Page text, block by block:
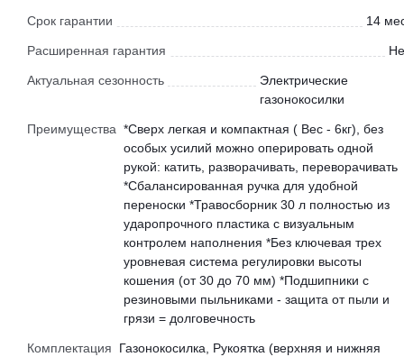
Срок гарантии 14
Расширенная гарантия
Актуальная сезонность
Электрические
газонокосилки
Преимущества *Сверх легкая и компактная ( Вес - 6кг), без
особых усилий можно оперировать одной
рукой: катить, разворачивать, переворачивать
*Сбалансированная ручка для удобной
переноски *Травосборник 30 л полностью из
ударопрочного пластика с визуальным
контролем наполнения *Без ключевая трех
уровневая система регулировки высоты
кошения (от 30 до 70 мм) *Подшипники с
резиновыми пыльниками - защита от пыли и
грязи = долговечность
Комплектация
Газонокосилка, Рукоятка (верхняя и нижняя